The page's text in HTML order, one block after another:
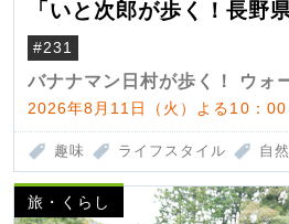
「いと次郎が歩く！長野
#231
バナナマン日村が歩く！ ウォ
2026年8月11日（火）よる10：
趣味 ライフスタイル 自
旅・くらし